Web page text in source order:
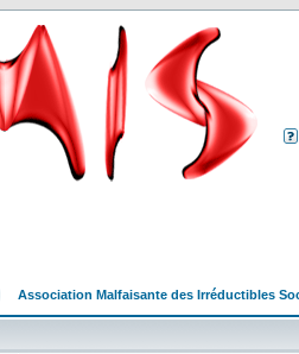
Association Malfaisante des Irréductibles